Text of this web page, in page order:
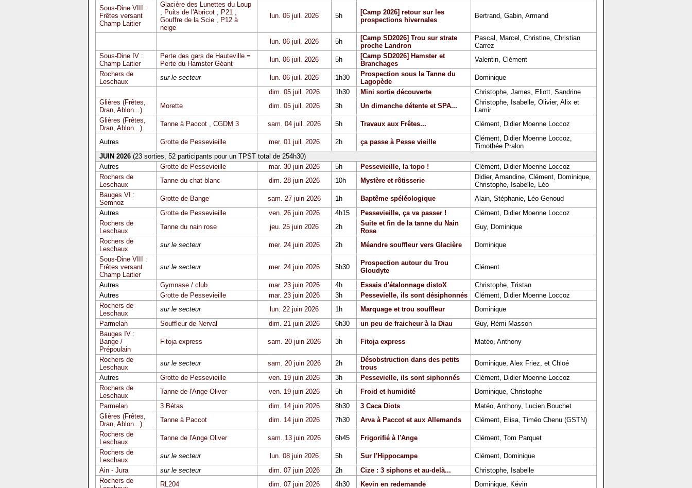
Sous-Dine VIII :
Frêtes versant
Champ Laitier
Glacière des Lunettes du Loup
, Puits de l'Abricot, P21,
Gouffre de la Scie, P12 à
neige
lun. 06 juil. 2026 5h
[Camp 2026] retour sur les
prospections hivernales
Bertrand, Gabin, Armand
lun. 06 juil. 2026 5h
[Camp SD2026] Trou sur strate
proche Landron
Pascal, Marcel, Christine, Christian
Carrez
Sous-Dine IV :
Champ Laitier
Perte des gars de Hauteville =
Perte du Hamster Géant
lun. 06 juil. 2026 5h
[Camp SD2026] Hamster et
Branchages
Valentin, Clément
Rochers de
Leschaux
sur le secteur lun. 06 juil. 2026 1h30
Prospection sous la Tanne du
Lagopède
Dominique
dim. 05 juil. 2026
1h30 Mini sortie découverte
Christophe, James, Eliott, Sandrine
Glières (Frêtes,
Dran, Ablon...)
Morette dim. 05 juil. 2026 3h Un dimanche détente et SPA...
Christophe, Isabelle, Olivier, Alix et
Lamir
Glières (Frêtes,
Dran, Ablon...)
Tanne à Paccot, CGDM 3 sam. 04 juil. 2026 5h Travaux aux Frêtes... Clément, Didier Moenne Loccoz
Autres Grotte de Pessevieille mer. 01 juil. 2026 2h ça passe à Pesse vieille
Clément, Didier Moenne Loccoz,
Timothée Pralon
JUIN 2026(23 sorties, 52 participants pour un TPST total de 254h30)
Autres
Grotte de Pessevieille mar. 30 juin 2026 5h Pessevieille, la topo !
Clément, Didier Moenne Loccoz
Rochers de
Leschaux
Tanne du chat blanc dim. 28 juin 2026 10h Mystère et rôtisserie
Didier, Amandine, Clément, Dominique,
Christophe, Isabelle, Léo
Bauges VI :
Semnoz
Grotte de Bange sam. 27 juin 2026 1h Baptême spéléologique
Alain, Stéphanie, Léo Genoud
Autres
Grotte de Pessevieille ven. 26 juin 2026 4h15 Pessevieille, ça va passer !
Clément, Didier Moenne Loccoz
Rochers de
Leschaux
Tanne du nain rose jeu. 25 juin 2026 2h
Suite et fin de la tanne du Nain
Rose
Guy, Dominique
Rochers de
Leschaux
sur le secteur mer. 24 juin 2026 2h Méandre souffleur vers Glacière
Dominique
Sous-Dine VIII :
Frêtes versant
Champ Laitier
sur le secteur mer. 24 juin 2026 5h30
Prospection autour du Trou
Gloudyte
Clément
Autres Gymnase / club mar. 23 juin 2026 4h Essais d'étalonnage distoX
Christophe, Tristan
Autres
Grotte de Pessevieille mar. 23 juin 2026 3h Pessevielle, ils sont désiphonnés
Clément, Didier Moenne Loccoz
Rochers de
Leschaux
sur le secteur lun. 22 juin 2026 1h Marquage et trou souffleur
Dominique
Parmelan
Souffleur de Nerval dim. 21 juin 2026 6h30 un peu de fraicheur à la Diau
Guy, Rémi Masson
Bauges IV :
Bange /
Prépoulain
Fitoja express sam. 20 juin 2026 3h Fitoja express Matéo, Anthony
Rochers de
Leschaux
sur le secteur sam. 20 juin 2026 2h
Désobstruction dans des petits
trous
Dominique, Alex Friez, et Chloé
Autres
Grotte de Pessevieille ven. 19 juin 2026 3h Pessevielle, ils sont siphonnés
Clément, Didier Moenne Loccoz
Rochers de
Leschaux
Tanne de l'Ange Oliver ven. 19 juin 2026 5h Froid et humidité
Dominique, Christophe
Parmelan
3 Bétas dim. 14 juin 2026 8h30 3 Caca Diots
Matéo, Anthony, Lucien Bouchet
Glières (Frêtes,
Dran, Ablon...)
Tanne à Paccot dim. 14 juin 2026 7h30 Arva à Paccot et aux Allemands
Clément, Elisa, Timéo Chenu (GSTN)
Rochers de
Leschaux
Tanne de l'Ange Oliver sam. 13 juin 2026 6h45 Frigorifié à l'Ange
Clément, Tom Parquet
Rochers de
Leschaux
sur le secteur lun. 08 juin 2026 5h Sur l'Hippocampe
Clément, Dominique
Ain - Jura
sur le secteur dim. 07 juin 2026 2h Cize : 3 siphons et au-delà...
Christophe, Isabelle
Rochers de
RL204 dim. 07 juin 2026 4h30 Kevin en redemande Dominique, Kévin